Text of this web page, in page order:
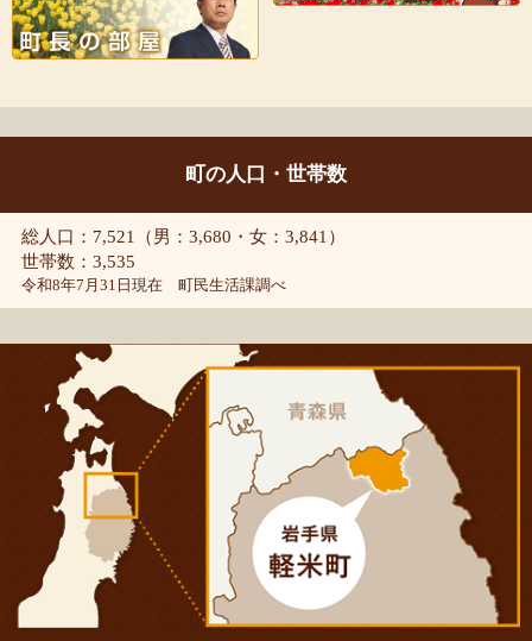
町の人口・世帯数
総人口：7,521（男：3,680・女：3,841）
世帯数：3,535
令和8年7月31日現在 町民生活課調べ